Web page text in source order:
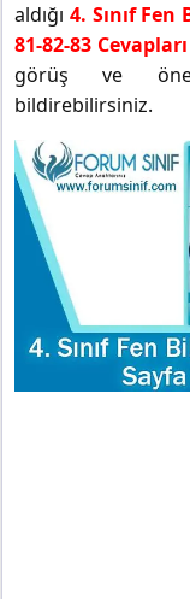
aldığı 4. Sınıf
81-82-83 Cevapları
görüş ve
bildirebilirsiniz.